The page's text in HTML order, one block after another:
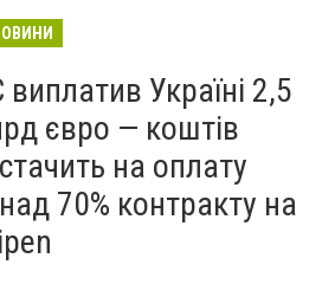
Україні 2,5
євро — коштів
на оплату
70% контракту на